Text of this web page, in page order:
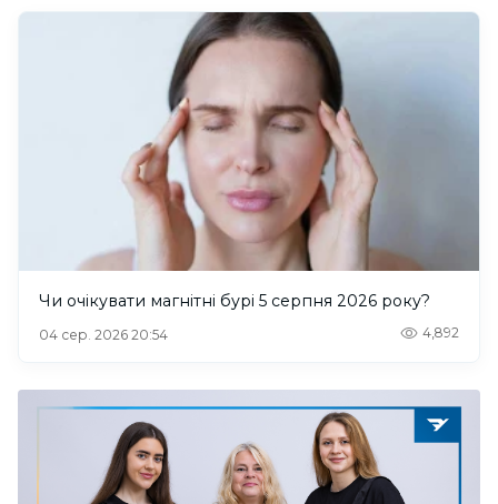
Чи очікувати магнітні бурі 5 серпня 2026 року?
04 сер. 2026 20:54 4,892